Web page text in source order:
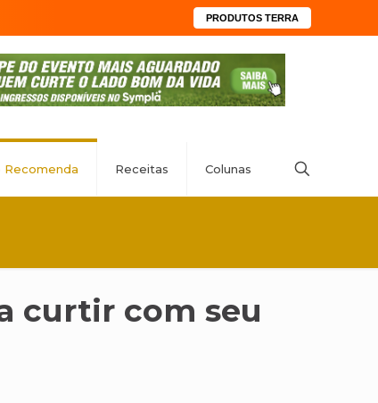
PRODUTOS TERRA
Recomenda Receitas Colunas
curtir com seu